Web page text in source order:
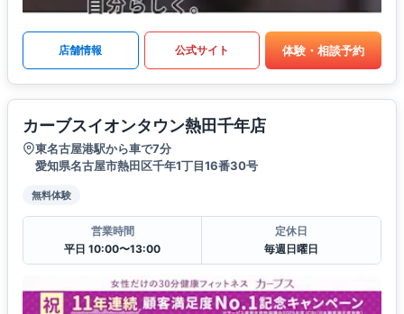
店舗情報 公式サイト 体験・相談予約
カーブスイオンタウン熱田千年店
東名古屋港駅から車で7分
愛知県名古屋市熱田区千年1丁目16番30号
無料体験
営業時間
平日 10:00〜13:00
定休日
毎週日曜日